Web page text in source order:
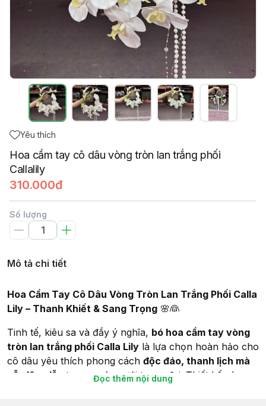
Yêu thích
Hoa cầm tay cô dâu vòng tròn lan trắng phối
Callalily
310.000đ
Số lượng
Mô tả chi tiết
Hoa Cầm Tay Cô Dâu Vòng Tròn Lan Trắng Phối Calla
Lily – Thanh Khiết & Sang Trọng 🌸👰
Tinh tế, kiêu sa và đầy ý nghĩa, bó hoa cầm tay vòng
tròn lan trắng phối Calla Lily là lựa chọn hoàn hảo cho
cô dâu yêu thích phong cách độc đáo, thanh lịch mà
vẫn lộng lẫy
trong ngày cưới trọng đại. Thiết kế vòng
Đọc thêm nội dung